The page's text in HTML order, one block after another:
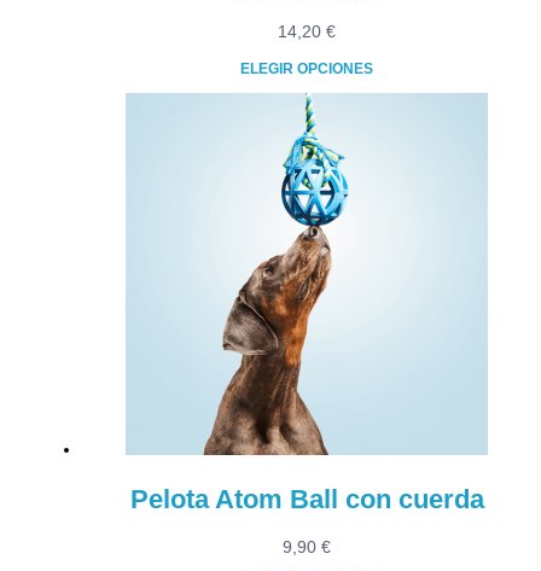
14,20 €
ELEGIR OPCIONES
Este
producto
tiene
múltiples
variantes.
Las
opciones
se
pueden
página
de
Pelota Atom Ball con cuerda
9,90 €